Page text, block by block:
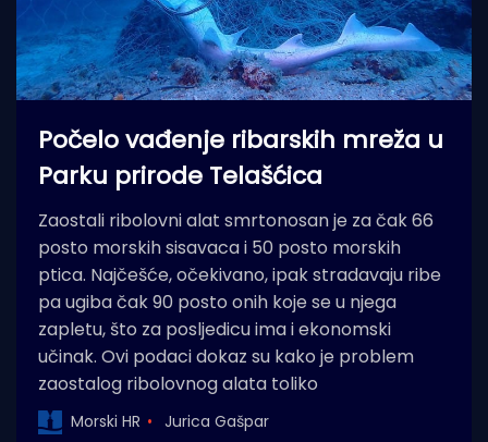
Počelo vađenje ribarskih mreža u
Parku prirode Telašćica
Zaostali ribolovni alat smrtonosan je za čak 66
posto morskih sisavaca i 50 posto morskih
ptica. Najčešće, očekivano, ipak stradavaju ribe
pa ugiba čak 90 posto onih koje se u njega
zapletu, što za posljedicu ima i ekonomski
učinak. Ovi podaci dokaz su kako je problem
zaostalog ribolovnog alata toliko
Morski HR Jurica Gašpar